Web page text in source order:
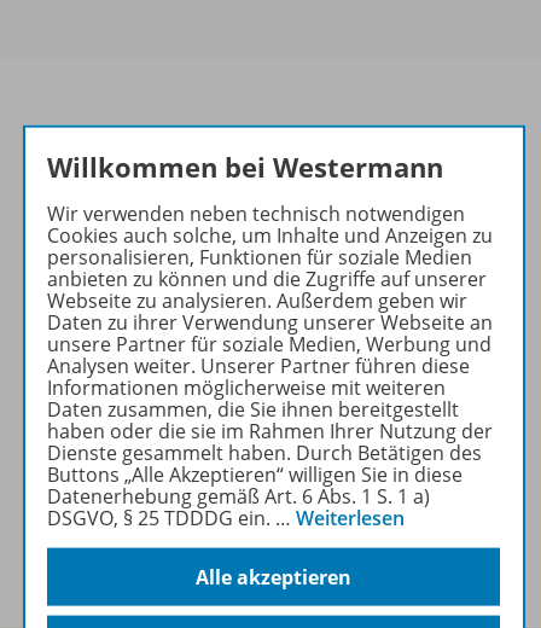
Produktinformationen
Beschreibung
Zugehörige Produkte
Benachrichtigungs-Service
Veranstaltungen
Willkommen bei Westermann
Wir verwenden neben technisch notwendigen
Cookies auch solche, um Inhalte und Anzeigen zu
personalisieren, Funktionen für soziale Medien
anbieten zu können und die Zugriffe auf unserer
Webseite zu analysieren. Außerdem geben wir
Daten zu ihrer Verwendung unserer Webseite an
unsere Partner für soziale Medien, Werbung und
Analysen weiter. Unserer Partner führen diese
Informationen möglicherweise mit weiteren
Daten zusammen, die Sie ihnen bereitgestellt
haben oder die sie im Rahmen Ihrer Nutzung der
Dienste gesammelt haben. Durch Betätigen des
Buttons „Alle Akzeptieren“ willigen Sie in diese
Datenerhebung gemäß Art. 6 Abs. 1 S. 1 a)
DSGVO, § 25 TDDDG ein. … Weiterlesen
Alle akzeptieren